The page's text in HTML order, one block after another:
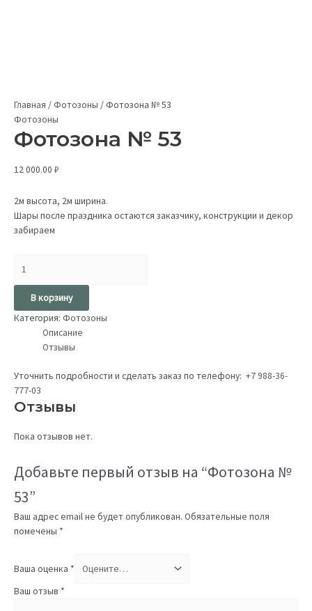
Главная /Фотозоны /Фотозона № 53
Фотозоны
Фотозона № 53
12 000.00 ₽
2м высота, 2м ширина.
Шары после праздника остаются заказчику, конструкции и декор
забираем
В корзину
Категория: Фотозоны
Описание
Отзывы
Уточнить подробности и сделать заказ по телефону: +7 988-36-
777-03
Отзывы
Пока отзывов нет.
Добавьте первый отзыв на “Фотозона №
53”
Ваш адрес email не будет опубликован. Обязательные поля
помечены *
Ваша оценка *
Ваш отзыв *